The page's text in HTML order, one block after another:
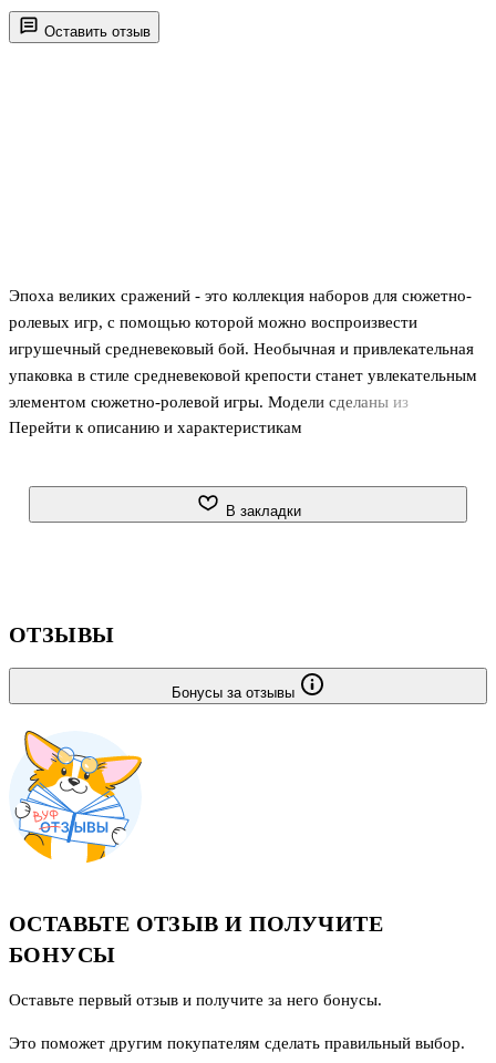
Оставить отзыв
Эпоха великих сражений - это коллекция наборов для сюжетно-
ролевых игр, с помощью которой можно воспроизвести
игрушечный средневековый бой. Необычная и привлекательная
упаковка в стиле средневековой крепости станет увлекательным
элементом сюжетно-ролевой игры. Модели сделаны из
безопасного мягкого пластика. Фигурки солдатиков 5,5-7 см.,
шт. - воин Палладин - 1 шт. - воин Тамплиер - 1 шт.
Перейти к описанию и характеристикам
В закладки
ОТЗЫВЫ
Бонусы за отзывы
ОСТАВЬТЕ ОТЗЫВ И ПОЛУЧИТЕ
БОНУСЫ
Оставьте первый отзыв и получите за него бонусы.
Это поможет другим покупателям сделать правильный выбор.